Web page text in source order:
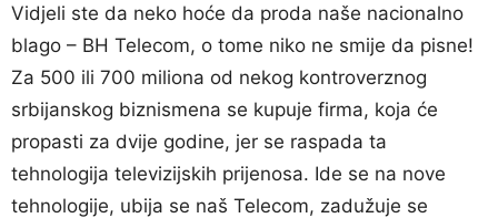
Vidjeli ste da neko hoće da proda naše nacionalno
blago – BH Telecom, o tome niko ne smije da pisne!
Za 500 ili 700 miliona od nekog kontroverznog
srbijanskog biznismena se kupuje firma, koja će
propasti za dvije godine, jer se raspada ta
tehnologija televizijskih prijenosa. Ide se na nove
tehnologije, ubija se naš Telecom, zadužuje se